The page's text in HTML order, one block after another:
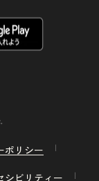
ポリシー
シビリティー